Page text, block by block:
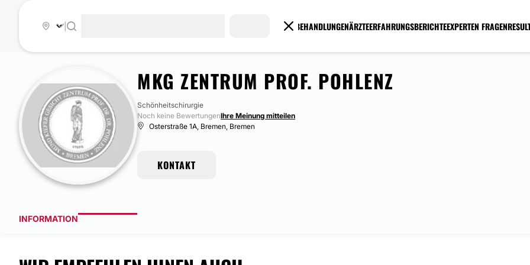
BEHANDLUNGENÄRZTEERFAHRUNGSBERICHTEEXPERTEN FRAGEN
MKG ZENTRUM PROF. POHLENZ
Schönheitschirurgie
Noch keine BewertungenIhre Meinung mitteilen
Osterstraße 1A, Bremen, Bremen
KONTAKT
INFORMATION